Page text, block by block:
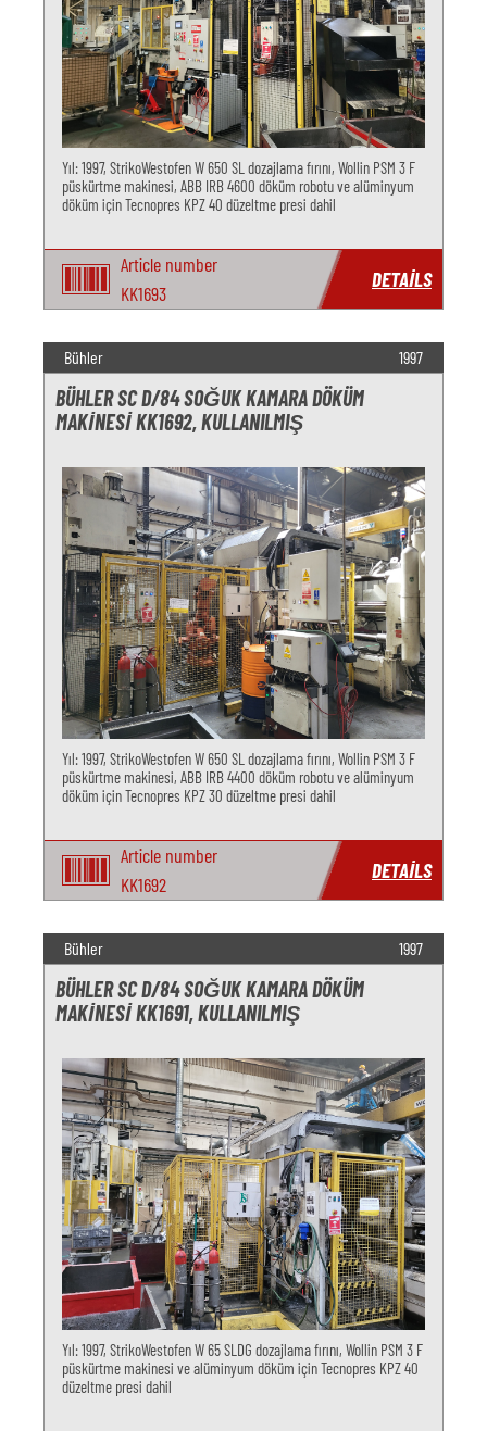
Yıl: 1997, StrikoWestofen W 650 SL dozajlama fırını, Wollin PSM 3 F
püskürtme makinesi, ABB IRB 4600 döküm robotu ve alüminyum
döküm için Tecnopres KPZ 40 düzeltme presi dahil
Article number
KK1693
DETAILS
Bühler 1997
BÜHLER SC D/84 SOĞUK KAMARA DÖKÜM
MAKINESI KK1692, KULLANILMIŞ
Yıl: 1997, StrikoWestofen W 650 SL dozajlama fırını, Wollin PSM 3 F
püskürtme makinesi, ABB IRB 4400 döküm robotu ve alüminyum
döküm için Tecnopres KPZ 30 düzeltme presi dahil
Article number
KK1692
DETAILS
Bühler 1997
BÜHLER SC D/84 SOĞUK KAMARA DÖKÜM
MAKINESI KK1691, KULLANILMIŞ
Yıl: 1997, StrikoWestofen W 65 SLDG dozajlama fırını, Wollin PSM 3 F
püskürtme makinesi ve alüminyum döküm için Tecnopres KPZ 40
düzeltme presi dahil